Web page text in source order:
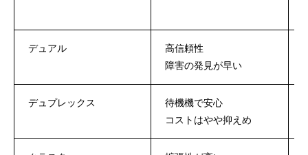
デュアル
高信頼性
障害の発見が早い
デュプレックス
待機機で安心
コストはやや抑えめ